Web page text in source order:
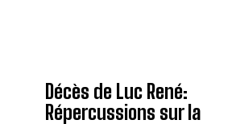
Décès de Luc René:
Répercussions sur la